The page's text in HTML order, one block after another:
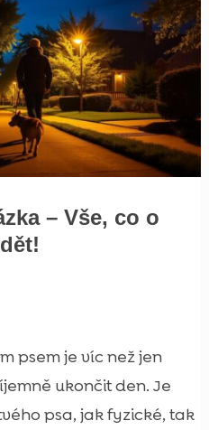
– Vše, co o
psem je víc než jen
ukončit den. Je
psa, jak fyzické, tak